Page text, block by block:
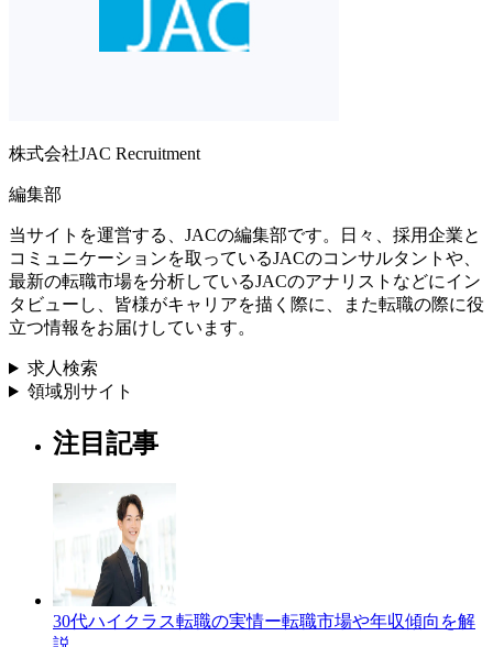
株式会社JAC Recruitment
編集部
当サイトを運営する、JACの編集部です。日々、採用企業と
コミュニケーションを取っているJACのコンサルタントや、
最新の転職市場を分析しているJACのアナリストなどにイン
タビューし、皆様がキャリアを描く際に、また転職の際に役
立つ情報をお届けしています。
求人検索
領域別サイト
注目記事
30代ハイクラス転職の実情ー転職市場や年収傾向を解